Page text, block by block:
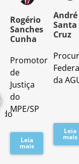
Rogério
Sanches
Cunha
Promotor
de
Justiça
do
MPE/SP
Leia
mais
André
Santa
Cruz
da
Leia
mais